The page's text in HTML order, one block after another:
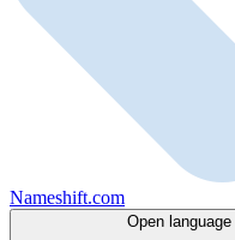
Nameshift.com
Open language